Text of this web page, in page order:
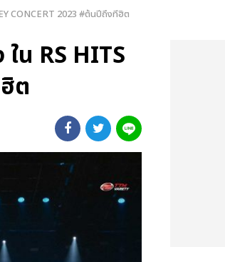
CONCERT 2023 #ต้นปีถึงทีฮิต
น RS HITS
ต